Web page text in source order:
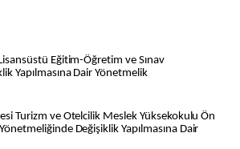
Eğitim-Öğretim ve Sınav
Yapılmasına Dair Yönetmelik
Turizm ve Otelcilik Meslek Yüksekokulu Ön
Değişiklik Yapılmasına Dair